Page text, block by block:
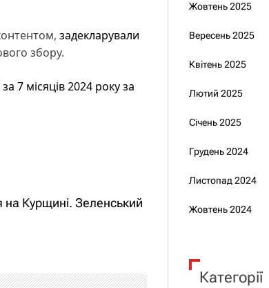
задекларували
збору.
за 7 місяців 2024 року за
на Курщині. Зеленський
Жовтень 2025
Вересень 2025
Квітень 2025
Лютий 2025
Січень 2025
Грудень 2024
Листопад 2024
Жовтень 2024
Категорії